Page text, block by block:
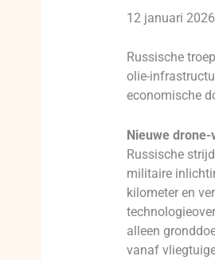
12 januari 2026
Russische
olie-
economische
Nieuwe
Russische
militaire
kilometer en
alleen
vanaf